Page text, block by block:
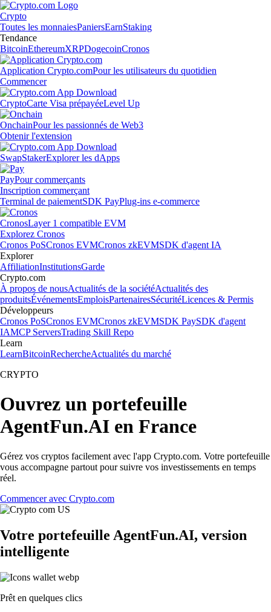
Crypto
Toutes les monnaiesPaniersEarnStaking
Tendance
BitcoinEthereumXRPDogecoinCronos
Application Crypto.comPour les utilisateurs du quotidien
Commencer
CryptoCarte Visa prépayéeLevel Up
OnchainPour les passionnés de Web3
Obtenir l'extension
SwapStakerExplorer les dApps
PayPour commerçants
Inscription commerçant
Terminal de paiementSDK PayPlug-ins e-commerce
CronosLayer 1 compatible EVM
Explorez Cronos
Cronos PoSCronos EVMCronos zkEVMSDK d'agent IA
Explorer
AffiliationInstitutionsGarde
Crypto.com
À propos de nousActualités de la sociétéActualités des
produitsÉvénementsEmploisPartenairesSécuritéLicences & Permis
Développeurs
Cronos PoSCronos EVMCronos zkEVMSDK PaySDK d'agent
IAMCP ServersTrading Skill Repo
Learn
LearnBitcoinRechercheActualités du marché
CRYPTO
Ouvrez un portefeuille
AgentFun.AI en France
Gérez vos cryptos facilement avec l'app Crypto.com. Votre portefeuille
vous accompagne partout pour suivre vos investissements en temps
réel.
Commencer avec Crypto.com
Votre portefeuille AgentFun.AI, version
intelligente
Prêt en quelques clics